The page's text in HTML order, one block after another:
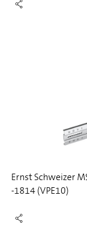
Ernst Schweizer
-1814 (VPE10)